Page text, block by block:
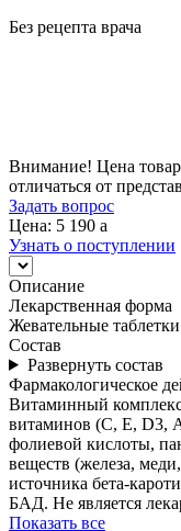
Без рецепта врача
Внимание! Цена
отличаться от
Задать вопрос
Цена: 5 190 a
Узнать о поступлении
Описание
Лекарственная форма
Жевательные таблетки
Состав
Развернуть состав
Фармакологическое
Витаминный
витаминов (С, Е, D3,
фолиевой кислоты,
веществ (железа,
источника бета-
БАД. Не является
Показать все